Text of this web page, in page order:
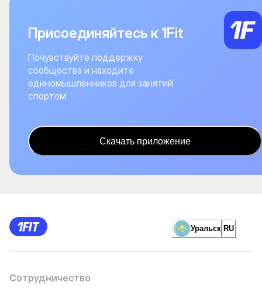
Присоединяйтесь к 1Fit
Почувствуйте поддержку
сообщества и находите
единомышленников для занятий
спортом
Скачать приложение
Уральск RU
Сотрудничество